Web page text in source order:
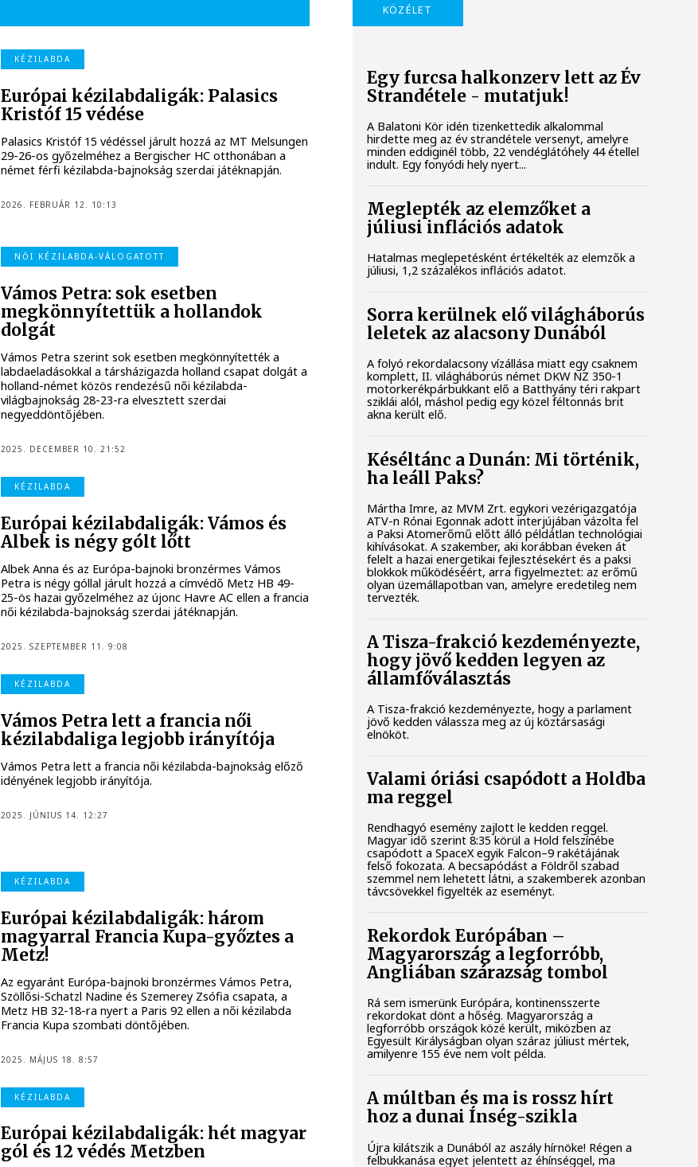
KÉZILABDA
Európai kézilabdaligák: Palasics
Kristóf 15 védése
Palasics Kristóf 15 védéssel járult hozzá az MT Melsungen
29-26-os győzelméhez a Bergischer HC otthonában a
német férfi kézilabda-bajnokság szerdai játéknapján.
2026. FEBRUÁR 12. 10:13
NŐI KÉZILABDA-VÁLOGATOTT
Vámos Petra: sok esetben
megkönnyítettük a hollandok
dolgát
Vámos Petra szerint sok esetben megkönnyítették a
labdaeladásokkal a társházigazda holland csapat dolgát a
holland-német közös rendezésű női kézilabda-
világbajnokság 28-23-ra elvesztett szerdai
negyeddöntőjében.
2025. DECEMBER 10. 21:52
KÉZILABDA
Európai kézilabdaligák: Vámos és
Albek is négy gólt lőtt
Albek Anna és az Európa-bajnoki bronzérmes Vámos
Petra is négy góllal járult hozzá a címvédő Metz HB 49-
25-ös hazai győzelméhez az újonc Havre AC ellen a francia
női kézilabda-bajnokság szerdai játéknapján.
2025. SZEPTEMBER 11. 9:08
KÉZILABDA
Vámos Petra lett a francia női
kézilabdaliga legjobb irányítója
Vámos Petra lett a francia női kézilabda-bajnokság előző
idényének legjobb irányítója.
2025. JÚNIUS 14. 12:27
KÉZILABDA
Európai kézilabdaligák: három
magyarral Francia Kupa-győztes a
Metz!
Az egyaránt Európa-bajnoki bronzérmes Vámos Petra,
Szöllősi-Schatzl Nadine és Szemerey Zsófia csapata, a
Metz HB 32-18-ra nyert a Paris 92 ellen a női kézilabda
Francia Kupa szombati döntőjében.
2025. MÁJUS 18. 8:57
KÉZILABDA
Európai kézilabdaligák: hét magyar
gól és 12 védés Metzben
KÖZÉLET
Egy furcsa halkonzerv lett az Év
Strandétele - mutatjuk!
A Balatoni Kör idén tizenkettedik alkalommal
hirdette meg az év strandétele versenyt, amelyre
minden eddiginél több, 22 vendéglátóhely 44 étellel
indult. Egy fonyódi hely nyert...
Meglepték az elemzőket a
júliusi inflációs adatok
Hatalmas meglepetésként értékelték az elemzők a
júliusi, 1,2 százalékos inflációs adatot.
Sorra kerülnek elő világháborús
leletek az alacsony Dunából
A folyó rekordalacsony vízállása miatt egy csaknem
komplett, II. világháborús német DKW NZ 350-1
motorkerékpárbukkant elő a Batthyány téri rakpart
sziklái alól, máshol pedig egy közel féltonnás brit
akna került elő.
Késéltánc a Dunán: Mi történik,
ha leáll Paks?
Mártha Imre, az MVM Zrt. egykori vezérigazgatója
ATV-n Rónai Egonnak adott interjújában vázolta fel
a Paksi Atomerőmű előtt álló példátlan technológiai
kihívásokat. A szakember, aki korábban éveken át
felelt a hazai energetikai fejlesztésekért és a paksi
blokkok működéséért, arra figyelmeztet: az erőmű
olyan üzemállapotban van, amelyre eredetileg nem
tervezték.
A Tisza-frakció kezdeményezte,
hogy jövő kedden legyen az
államfőválasztás
A Tisza-frakció kezdeményezte, hogy a parlament
jövő kedden válassza meg az új köztársasági
elnököt.
Valami óriási csapódott a Holdba
ma reggel
Rendhagyó esemény zajlott le kedden reggel.
Magyar idő szerint 8:35 körül a Hold felszínébe
csapódott a SpaceX egyik Falcon–9 rakétájának
felső fokozata. A becsapódást a Földről szabad
szemmel nem lehetett látni, a szakemberek azonban
távcsövekkel figyelték az eseményt.
Rekordok Európában –
Magyarország a legforróbb,
Angliában szárazság tombol
Rá sem ismerünk Európára, kontinensszerte
rekordokat dönt a hőség. Magyarország a
legforróbb országok közé került, miközben az
Egyesült Királyságban olyan száraz júliust mértek,
amilyenre 155 éve nem volt példa.
A múltban és ma is rossz hírt
hoz a dunai Ínség-szikla
Újra kilátszik a Dunából az aszály hírnöke! Régen a
felbukkanása egyet jelentett az éhínséggel, ma